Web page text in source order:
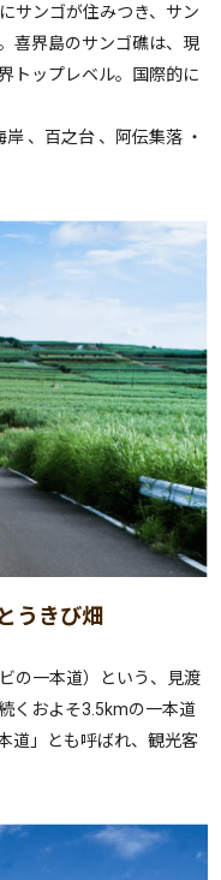
サンゴが住みつき、サン
喜界島のサンゴ礁は、現
トップレベル。国際的に
、百之台 、阿伝集落 ・
うきび畑
の一本道）という、見渡
くおよそ3.5kmの一本道
道」とも呼ばれ、観光客